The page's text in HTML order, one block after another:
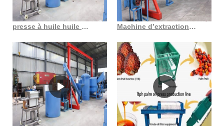
automatique pour maintenir le bol propre avec une plus petite quantité
d’eau avec cinq points de rinçage. Convertisseur de fréquence et
contrôle PLC, pour un démarrage/arrêt en douceur, une régulation de
vitesse et un contrôle de puissance. La presse à vis est fabriquée en
acier inoxydable de haute qualité, à l'exception des lames de grattoir
remplaçables en polyuréthane. Gagan International est un leader
mondial dans la fabrication et l'exportation d'installations d'extraction
et de raffinage du pétrole, ayant une longue histoire de près de 50 ans
dans le domaine des machines d'équipement pour moulins à huile et
des pièces de rechange pour moulins à huile. Nous sommes
presse à huile huile de palmiste moulin à huile 50 500 tonnes au Congo démocratie Machine d’extraction d’huile d’arachide, machines de moulin à huile de palme au Togo